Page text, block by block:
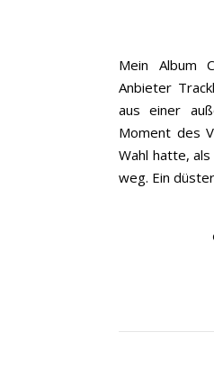
Mein Album
Anbieter
aus einer
Moment des
Wahl hatte,
weg. Ein